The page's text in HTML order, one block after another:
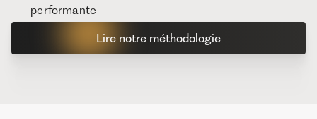
performante
Lire notre méthodologie